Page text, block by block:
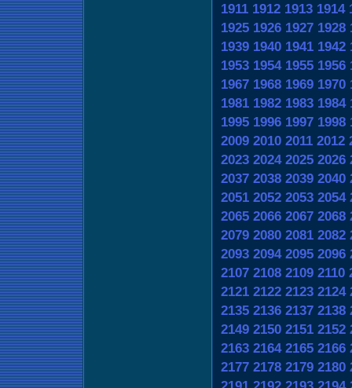
1911 1912 1913 1914
1925 1926 1927 1928
1939 1940 1941 1942
1953 1954 1955 1956
1967 1968 1969 1970
1981 1982 1983 1984
1995 1996 1997 1998
2009 2010 2011 2012
2023 2024 2025 2026
2037 2038 2039 2040
2051 2052 2053 2054
2065 2066 2067 2068
2079 2080 2081 2082
2093 2094 2095 2096
2107 2108 2109 2110
2121 2122 2123 2124
2135 2136 2137 2138
2149 2150 2151 2152
2163 2164 2165 2166
2177 2178 2179 2180